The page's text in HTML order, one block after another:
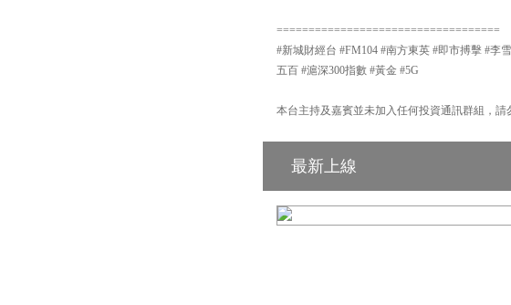
===================================
#新城財經台 #FM104 #南方東英 #即市搏擊 #李
五百 #滬深300指數 #黃金 #5G
本台主持及嘉賓並未加入任何投資通訊群組，請
最新上線